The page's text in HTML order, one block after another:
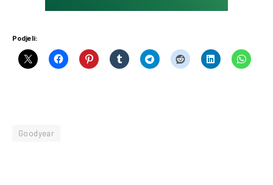
Podjeli:
Goodyear